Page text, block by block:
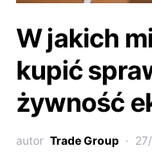
W jakich
kupić
żywność
autor Trade Group